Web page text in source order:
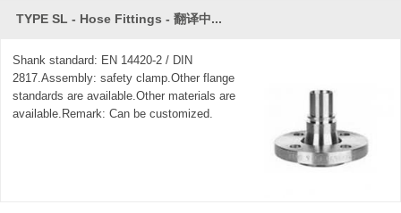
TYPE SL - Hose Fittings - 翻译中...
Shank standard: EN 14420-2 / DIN
2817.Assembly: safety clamp.Other flange
standards are available.Other materials are
available.Remark: Can be customized.